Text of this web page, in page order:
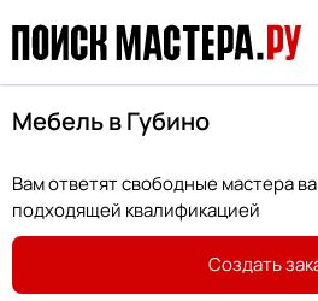
Мебель в Губино
Вам ответят свободные мастера
подходящей квалификацией
Создать